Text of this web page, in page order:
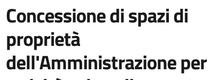
Concessione di spazi di
proprietà
dell'Amministrazione per